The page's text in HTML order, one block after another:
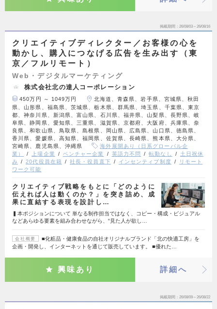
掲載期間 26/08/03～26/08/16
クリエイティブディレクター／お客様の心を
動かし、購入につなげる広告を生み出す（東
京／フルリモート）
Web・デジタルマーケティング
株式会社北の達人コーポレーション
450万円 ～ 1049万円
北海道、青森県、岩手県、宮城県、秋田
県、山形県、福島県、茨城県、栃木県、群馬県、埼玉県、千葉県、東京
都、神奈川県、新潟県、富山県、石川県、福井県、山梨県、長野県、岐
阜県、静岡県、愛知県、三重県、滋賀県、京都府、大阪府、兵庫県、奈
良県、和歌山県、鳥取県、島根県、岡山県、広島県、山口県、徳島県、
香川県、愛媛県、高知県、福岡県、佐賀県、長崎県、熊本県、大分県、
宮崎県、鹿児島県、沖縄県
海外展開あり（日系グローバル企
業）
上場企業 ベンチャー企業 英語力不問 転勤なし
土日祝休
み
20代役員在籍 社長・役員直下 インセンティブ制度
リモート
ワーク可能
クリエイティブ戦略をもとに「どのように
伝えれば人は動くのか？」を突き詰め、成
果に直結する表現を設計し…
▍本ポジションについて 単なる制作担当ではなく、コピー・構成・ビジュアル
などあらゆる要素を組み合わせながら、“見た人が欲し…
会社概要
■化粧品・健康食品の自社オリジナルブランド「北の快適工房」を
企画・開発し、インターネットを通じて販売しています。 ■優れた…
興味あり 詳細へ
掲載期間 26/08/09～26/08/22